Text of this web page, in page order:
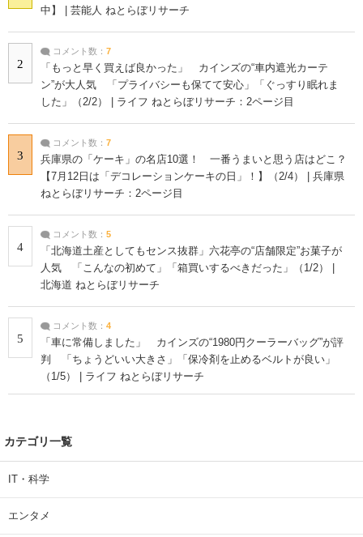
中】 | 芸能人 ねとらぼリサーチ
2
コメント数： 7
「もっと早く買えば良かった」 カインズの“車内遮光カーテ
ン”が大人気 「プライバシーも保てて安心」「ぐっすり眠れま
した」（2/2） | ライフ ねとらぼリサーチ：2ページ目
3
コメント数： 7
兵庫県の「ケーキ」の名店10選！ 一番うまいと思う店はどこ？
【7月12日は「デコレーションケーキの日」！】（2/4） | 兵庫県
ねとらぼリサーチ：2ページ目
4
コメント数： 5
「北海道土産としてもセンス抜群」六花亭の“店舗限定”お菓子が
人気 「こんなの初めて」「箱買いするべきだった」（1/2） |
北海道 ねとらぼリサーチ
5
コメント数： 4
「車に常備しました」 カインズの“1980円クーラーバッグ”が評
判 「ちょうどいい大きさ」「保冷剤を止めるベルトが良い」
（1/5） | ライフ ねとらぼリサーチ
カテゴリ一覧
IT・科学
エンタメ